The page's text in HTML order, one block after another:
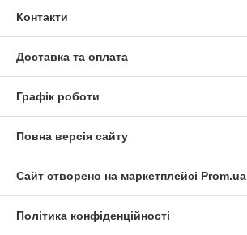
Контакти
Доставка та оплата
Графік роботи
Повна версія сайту
Сайт створено на маркетплейсі Prom.ua
Політика конфіденційності